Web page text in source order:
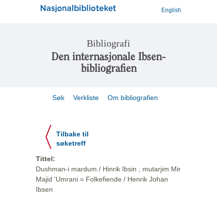
English
Bibliografi
Den internasjonale Ibsen-
bibliografien
Søk Verkliste Om bibliografien
Tilbake til
søketreff
Tittel:
Dushman-i mardum / Hinrik Ibsin ; mutarjim Mir
Majid 'Umrani = Folkefiende / Henrik Johan
Ibsen